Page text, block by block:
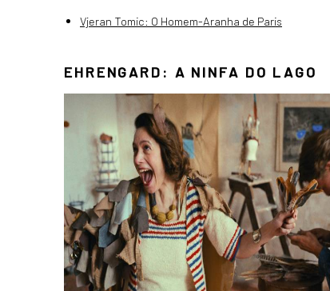
Vjeran Tomic: O Homem-Aranha de Paris
EHRENGARD: A NINFA DO LAGO